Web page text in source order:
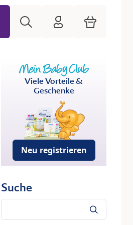
HiPP Mein Babyclub
Warenkorb
Viele Vorteile &
Geschenke
Neu registrieren
Suche